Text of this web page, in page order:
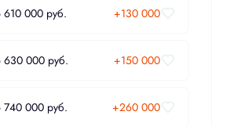
610 000 руб. +130 000
630 000 руб. +150 000
740 000 руб. +260 000